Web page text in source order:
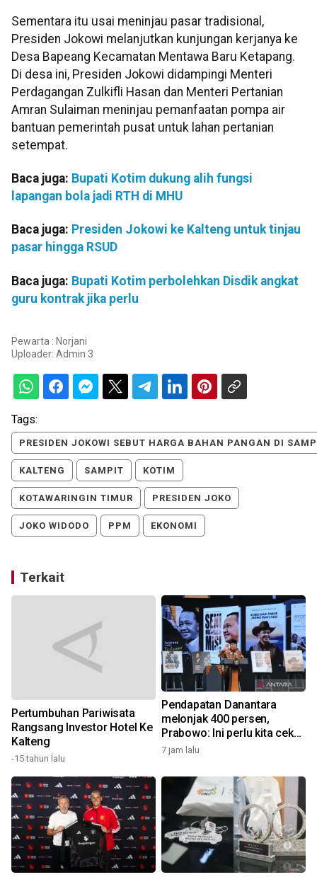
Sementara itu usai meninjau pasar tradisional,
Presiden Jokowi melanjutkan kunjungan kerjanya ke
Desa Bapeang Kecamatan Mentawa Baru Ketapang.
Di desa ini, Presiden Jokowi didampingi Menteri
Perdagangan Zulkifli Hasan dan Menteri Pertanian
Amran Sulaiman meninjau pemanfaatan pompa air
bantuan pemerintah pusat untuk lahan pertanian
setempat.
Baca juga: Bupati Kotim dukung alih fungsi
lapangan bola jadi RTH di MHU
Baca juga: Presiden Jokowi ke Kalteng untuk tinjau
pasar hingga RSUD
Baca juga: Bupati Kotim perbolehkan Disdik angkat
guru kontrak jika perlu
Pewarta : Norjani
Uploader: Admin 3
Tags:
PRESIDEN JOKOWI SEBUT HARGA BAHAN PANGAN DI
KALTENG SAMPIT KOTIM
KOTAWARINGIN TIMUR PRESIDEN JOKO
JOKO WIDODO PPM EKONOMI
Terkait
Pertumbuhan Pariwisata
Rangsang Investor Hotel Ke
Kalteng
-15 tahun lalu
Pendapatan Danantara
melonjak 400 persen,
Prabowo: Ini perlu kita cek
dan audit
7 jam lalu